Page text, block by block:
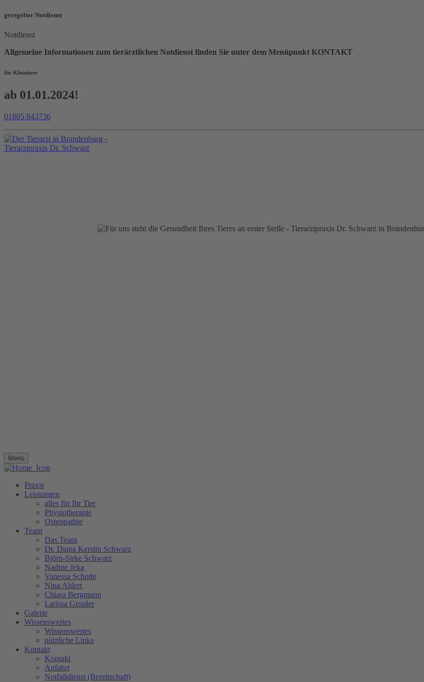
geregelter Notdienst
Notdienst
Allgemeine Informationen zum tierärztlichen Notdienst finden Sie unter dem Menüpunkt KONTAKT
für Kleintiere
ab 01.01.2024!
01805 843736
Menü
Praxis
Leistungen
alles für Ihr Tier
Physiotherapie
Osteopathie
Team
Das Team
Dr. Diana Kerstin Schwarz
Björn-Sirke Schwarz
Nadine Jeka
Vanessa Schotte
Nina Ahlert
Chiara Bergmann
Larissa Gropler
Galerie
Wissenswertes
Wissenswertes
nützliche Links
Kontakt
Kontakt
Anfahrt
Notfalldienst (Bereitschaft)